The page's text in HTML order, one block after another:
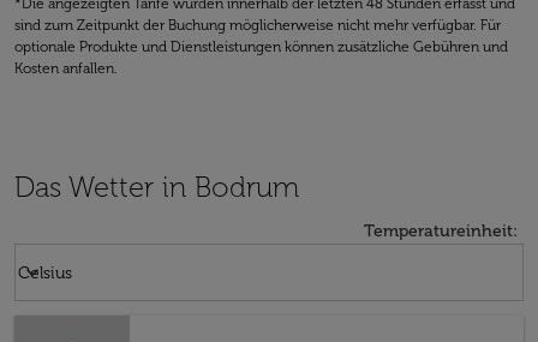
*Die angezeigten Tarife wurden innerhalb der letzten 48 Stunden erfasst und
sind zum Zeitpunkt der Buchung möglicherweise nicht mehr verfügbar. Für
optionale Produkte und Dienstleistungen können zusätzliche Gebühren und
Kosten anfallen.
Das Wetter in Bodrum
Temperatureinheit:
Celsius
keyboard_arrow_down